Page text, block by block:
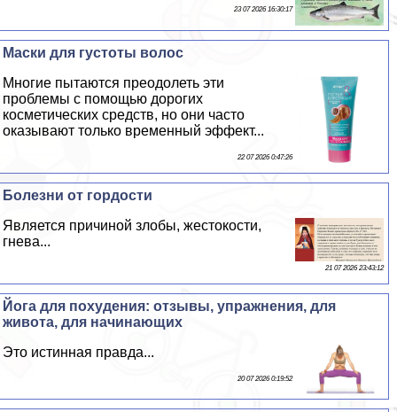
23 07 2026 16:30:17
Маски для густоты волос
Многие пытаются преодолеть эти
проблемы с помощью дорогих
косметических средств, но они часто
оказывают только временный эффект...
22 07 2026 0:47:26
Болезни от гордости
Является причиной злобы, жестокости,
гнева...
21 07 2026 23:43:12
Йога для похудения: отзывы, упражнения, для
живота, для начинающих
Это истинная правда...
20 07 2026 0:19:52